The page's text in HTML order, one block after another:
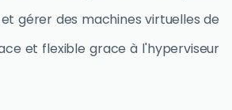
gérer des machines virtuelles de
et flexible grace à l'hyperviseur